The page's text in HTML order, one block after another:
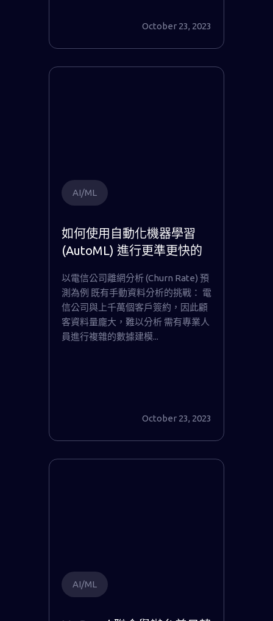
October 23, 2023
AI/ML
如何使用自動化機器學習
(AutoML) 進行更準更快的
1/3
以電信公司離網分析 (Churn Rate) 預
測為例 既有手動資料分析的挑戰： 電
信公司與上千萬個客戶簽約，因此顧
客資料量龐大，難以分析 需有專業人
員進行複雜的數據建模...
October 23, 2023
AI/ML